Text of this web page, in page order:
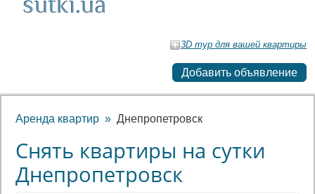
3D тур для вашей квартиры
Добавить объявление
Аренда квартир Днепропетровск
Снять квартиры на сутки
Днепропетровск